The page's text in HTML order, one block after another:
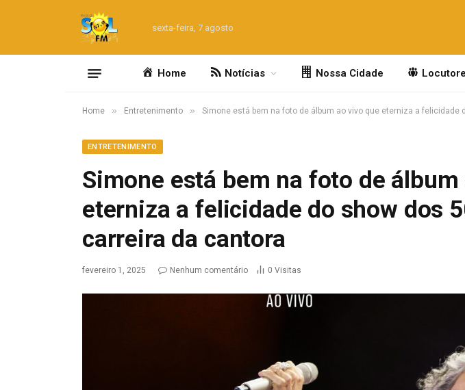
sexta-feira, 7 agosto
Home Notícias Nossa Cidade
Home » Entretenimento » Simone está bem na foto de álbum ao vivo que eterniza a felicidade
ENTRETENIMENTO
Simone está bem na foto de álbum
eterniza a felicidade do show dos
carreira da cantora
fevereiro 1, 2025 Nenhum comentário 0 Visitas